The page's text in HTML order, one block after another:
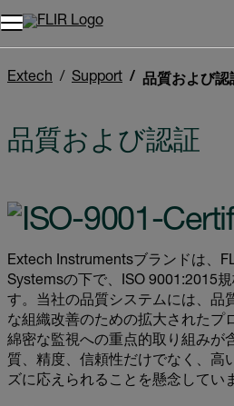
Extech Support 品質および認
品質および認証
Extech Instrumentsブランドは、
Systemsの下で、ISO 9001:2015
す。当社の品質システムには、品
な組織改善のための拡大されたプ
綿密な監視への重点的取り組みが
質、精度、信頼性だけでなく、高
ズに応えられることを懸念してい